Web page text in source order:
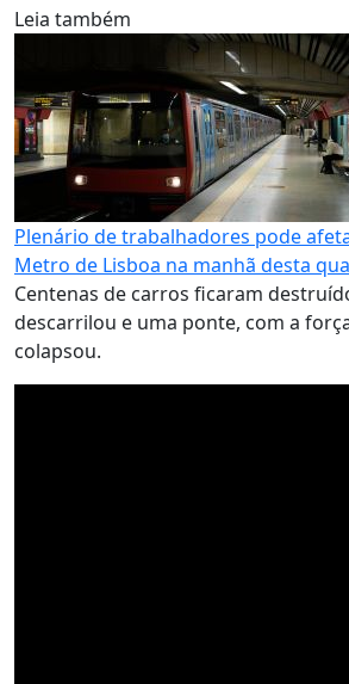
Leia também
Plenário de trabalhadores pode
Metro de Lisboa na manhã desta
Centenas de carros ficaram
descarrilou e uma ponte, com a
colapsou.